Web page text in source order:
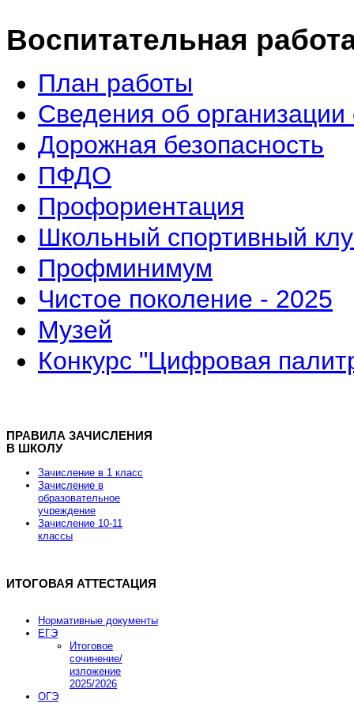
Воспитательная
План работы
Сведения об
Дорожная безопасность
ПФДО
Профориентация
Школьный спортивный
Профминимум
Чистое поколение - 2025
Музей
Конкурс "Цифровая
ПРАВИЛА ЗАЧИСЛЕНИЯ
В ШКОЛУ
Зачисление в 1 класс
Зачисление в
образовательное
учреждение
Зачисление 10-11
классы
ИТОГОВАЯ АТТЕСТАЦИЯ
Нормативные документы
ЕГЭ
Итоговое
сочинение/
изложение
2025/2026
ОГЭ